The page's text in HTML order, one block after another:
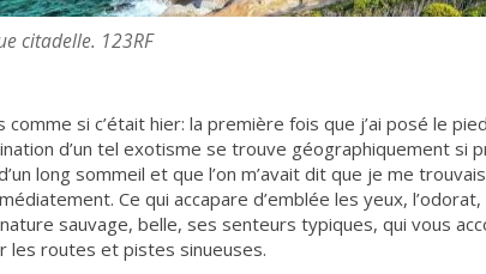
citadelle. 123RF
comme si c’était hier: la première fois que j’ai posé le
d’un tel exotisme se trouve géographiquement si
long sommeil et que l’on m’avait dit que je me
Ce qui accapare d’emblée les yeux,
sauvage, belle, ses senteurs typiques, qui vous
les routes et pistes sinueuses.